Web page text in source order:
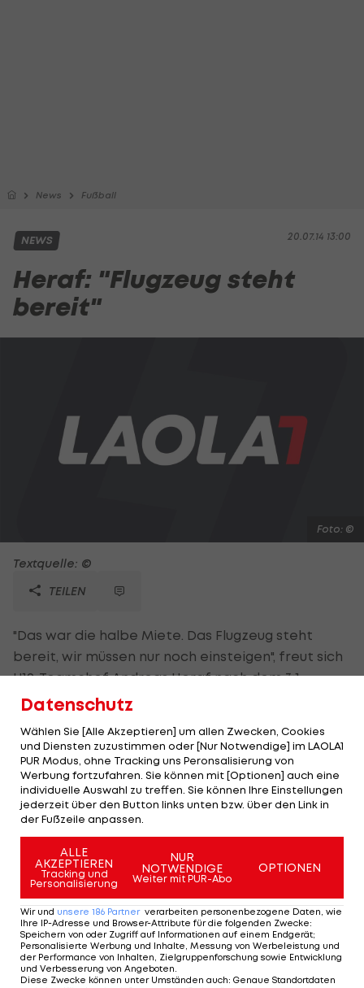
News Fußball
20.07.14 13:00
NEWS
Heraf: "Flugzeug steht
bereit"
Foto: ©
Textquelle: ©
TEILEN
"Das war die halbe Miete. Das Flugzeug steht
bereit, wir müssen nur noch einsteigen", freut sich
U19-Teamchef Andreas Heraf nach dem 3:1-
Auftaktsieg gegen EM-Gastgeber Ungarn und
für die U20-WM in Neuseeland an. Der Trainer ist
guter Dinge, dass auch im zweiten Spiel gegen
Israel (Di., 18 Uhr) drei Punkte eingefahren werden:
"Die Mannschaft hat gelernt, das Entscheidende
zu tun, die Mannschaft hat gelernt, zu gewinnen."
Mehr zum Thema
Datenschutz
Wählen Sie [Alle Akzeptieren] um allen Zwecken, Cookies
und Diensten zuzustimmen oder [Nur Notwendige] im LAOLA1
PUR Modus, ohne Tracking uns Peronsalisierung von
Werbung fortzufahren. Sie können mit [Optionen] auch eine
individuelle Auswahl zu treffen. Sie können Ihre Einstellungen
jederzeit über den Button links unten bzw. über den Link in
der Fußzeile anpassen.
ALLE
AKZEPTIEREN
Tracking und
Personalisierung
NUR
NOTWENDIGE
Weiter mit PUR-Abo
OPTIONEN
Wir und unsere 186 Partner verarbeiten personenbezogene Daten, wie
Ihre IP-Adresse und Browser-Attribute für die folgenden Zwecke:
Speichern von oder Zugriff auf Informationen auf einem Endgerät;
Personalisierte Werbung und Inhalte, Messung von Werbeleistung und
der Performance von Inhalten, Zielgruppenforschung sowie Entwicklung
und Verbesserung von Angeboten.
Diese Zwecke können unter Umständen auch: Genaue Standortdaten